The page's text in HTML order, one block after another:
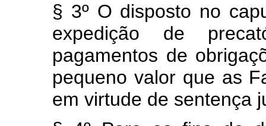
§ 3º O disposto no
expedição de
pagamentos de
pequeno valor que as
em virtude de sentença